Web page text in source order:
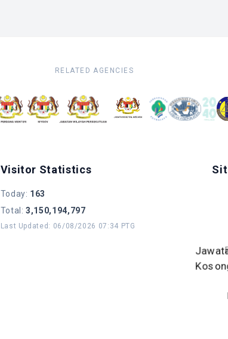
RELATED AGENCIES
Visitor Statistics
Today: 163
Total :3,150,194,797
Last Updated : 06/08/2026 07:34 PTG